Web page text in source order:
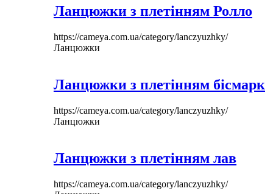
Ланцюжки з плетінням Ролло
https://cameya.com.ua/category/lanczyuzhky/
Ланцюжки
Ланцюжки з плетінням бісмарк
https://cameya.com.ua/category/lanczyuzhky/
Ланцюжки
Ланцюжки з плетінням лав
https://cameya.com.ua/category/lanczyuzhky/